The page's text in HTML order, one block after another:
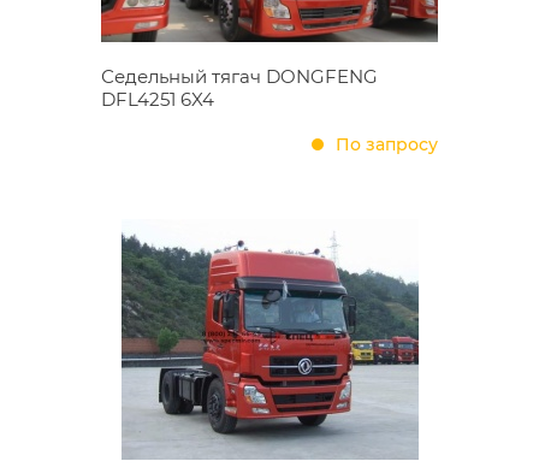
Седельный тягач DONGFENG
DFL4251 6X4
По запросу